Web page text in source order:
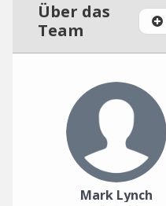
Über das
Team
Mark Lynch